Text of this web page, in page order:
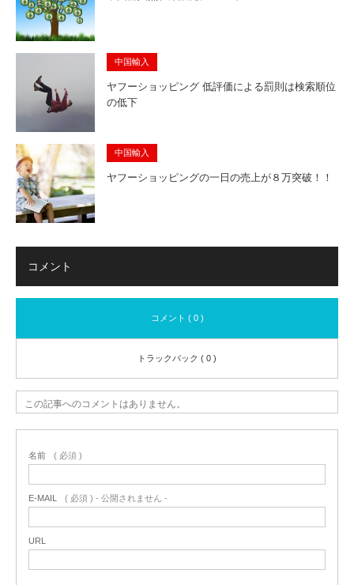
中国輸入
ヤフーショッピング 低評価による罰則は検索順位
の低下
中国輸入
ヤフーショッピングの一日の売上が８万突破！！
コメント
コメント ( 0 )
トラックバック ( 0 )
この記事へのコメントはありません。
名前 ( 必須 )
E-MAIL ( 必須 ) - 公開されません -
URL